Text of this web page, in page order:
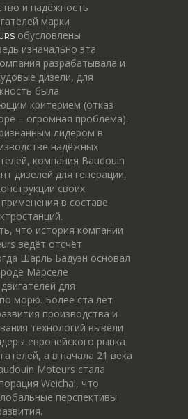
и надёжность
марки
обусловлены
изначально эта
разрабатывала и
дизели, для
была
критерием (отказ
– огромная проблема).
лидером в
надёжных
компания Baudouin
дизелей для генерации,
своих
в составе
что история компании
ведёт отсчёт
Шарль Бадуэн основал
Марселе
для
морю. Более ста лет
производства и
технологий вывели
европейского рынка
а в начала 21 века
Moteurs стала
Weichai, что
перспективы